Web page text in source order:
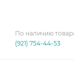
По наличию
(921) 754-44-53